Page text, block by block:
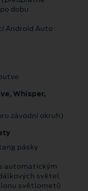
dobu
Android Auto
Whisper,
závodní okruh)
pásky
automatickým
světel
světlometů